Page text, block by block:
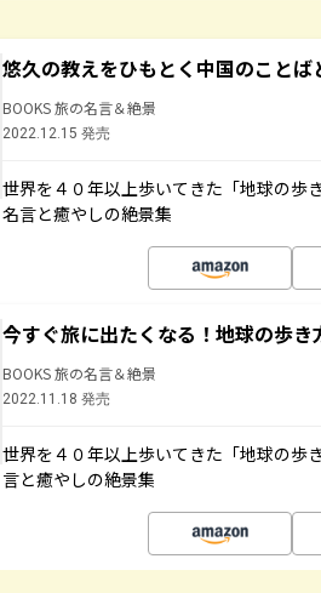
悠久の教えをひもとく中国のことば
BOOKS 旅の名言＆絶景
2022.12.15 発売
世界を４０年以上歩いてきた「地球の歩
名言と癒やしの絶景集
今すぐ旅に出たくなる！地球の歩き
BOOKS 旅の名言＆絶景
2022.11.18 発売
世界を４０年以上歩いてきた「地球の歩
言と癒やしの絶景集